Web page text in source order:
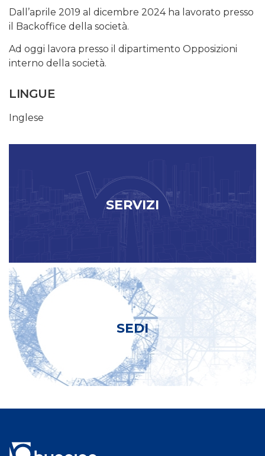
Dall’aprile 2019 al dicembre 2024 ha lavorato presso
il Backoffice della società.
Ad oggi lavora presso il dipartimento Opposizioni
interno della società.
LINGUE
Inglese
SERVIZI
SEDI